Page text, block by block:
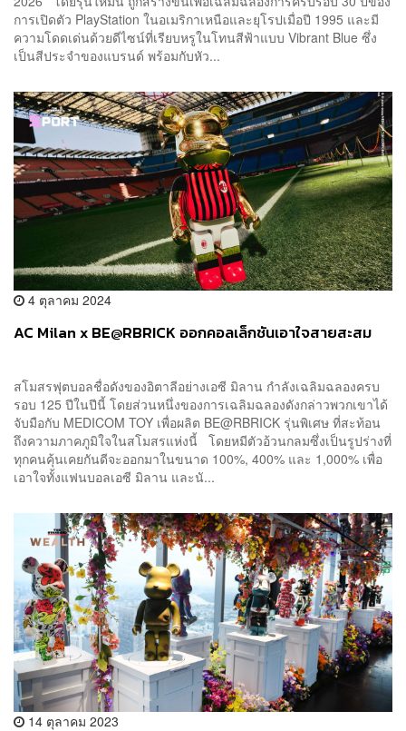
การเปิดตัว PlayStation ในอเมริกาเหนือและยุโรปเมื่อปี 1995 และมี
ความโดดเด่นด้วยดีไซน์ที่เรียบหรูในโทนสีฟ้าแบบ Vibrant Blue ซึ่ง
เป็นสีประจำของแบรนด์ พร้อมกับหัว...
4 ตุลาคม 2024
AC Milan x BE@RBRICK ออกคอลเล็กชันเอาใจสายสะสม
สโมสรฟุตบอลชื่อดังของอิตาลีอย่างเอซี มิลาน กำลังเฉลิมฉลองครบ
รอบ 125 ปีในปีนี้ โดยส่วนหนึ่งของการเฉลิมฉลองดังกล่าวพวกเขาได้
จับมือกับ MEDICOM TOY เพื่อผลิต BE@RBRICK รุ่นพิเศษ ที่สะท้อน
ถึงความภาคภูมิใจในสโมสรแห่งนี้ โดยหมีตัวอ้วนกลมซึ่งเป็นรูปร่างที่
ทุกคนคุ้นเคยกันดีจะออกมาในขนาด 100%, 400% และ 1,000% เพื่อ
เอาใจทั้งแฟนบอลเอซี มิลาน และนั...
14 ตุลาคม 2023